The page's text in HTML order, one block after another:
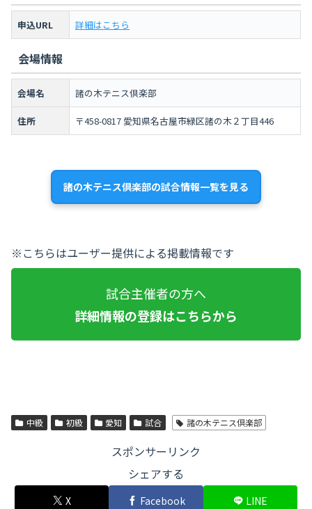
申込URL 詳細はこちら
会場情報
会場名 諸の木テニス倶楽部
住所 〒458-0817 愛知県名古屋市緑区諸の木２丁目446
諸の木テニス倶楽部の試合情報一覧を見る
※こちらはユーザー提供による掲載情報です
試合主催者の方へ
詳細情報の登録はこちらから
中級 初級 愛知 試合 諸の木テニス倶楽部
スポンサーリンク
シェアする
X Facebook LINE